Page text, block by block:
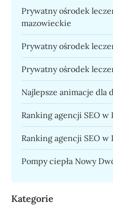
Prywatny ośrodek
mazowieckie
Prywatny ośrodek
Prywatny ośrodek
Najlepsze animacje dla
Ranking agencji SEO w
Ranking agencji SEO w
Pompy ciepła Nowy
Kategorie